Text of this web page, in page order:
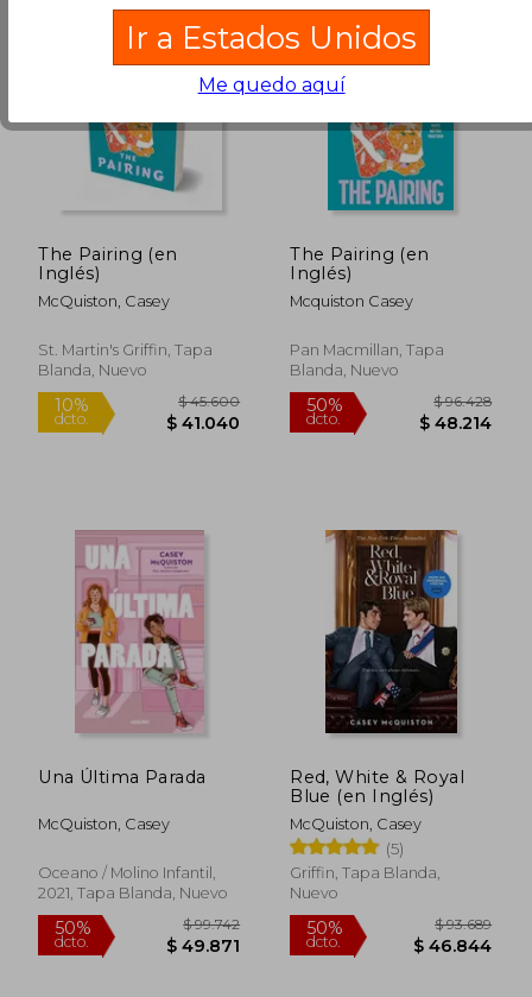
50%
dcto.
$ 81.769 50%
dcto.
$
40%
dcto. $ 51.243
50%
dcto.
The Pairing (en
Inglés)
McQuiston, Casey
St. Martin's Griffin, Tapa
Blanda, Nuevo
The Pairing (en
Inglés)
Mcquiston Casey
Pan Macmillan, Tapa
Blanda, Nuevo
Una Última Parada
McQuiston, Casey
Oceano / Molino Infantil,
2021, Tapa Blanda, Nuevo
Red, White & Royal
Blue (en Inglés)
McQuiston, Casey
(5)
Griffin, Tapa Blanda,
Nuevo
Ir a Estados Unidos
Me quedo aquí